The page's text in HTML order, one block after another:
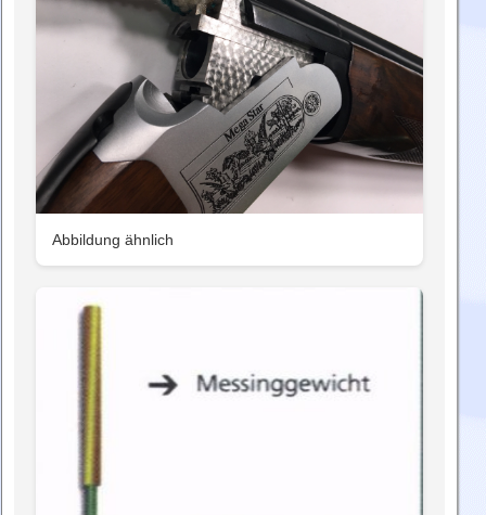
Abbildung ähnlich